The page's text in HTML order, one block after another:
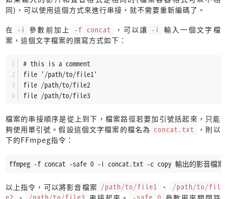
同)，可以使用這個方式來進行串接，就不需要重新編碼了。
在 -i 參數前加上 -f concat ，可以讓 -i 輸入一個文字檔
案，這個文字檔案的撰寫方式如下：
# this is a comment
file '/path/to/file1'
file /path/to/file2
file /path/to/file3
檔案的串接順序是從上到下，檔案路徑若要加引號括起來，只能
夠使用單引號。假設這個文字檔案的檔名為 concat.txt
，則以
下的FFmpeg指令：
ffmpeg -f concat -safe 0 -i concat.txt -c copy 輸出的影音檔案
以上指令，可以將影音檔案 /path/to/file1 、
/path/to/fil